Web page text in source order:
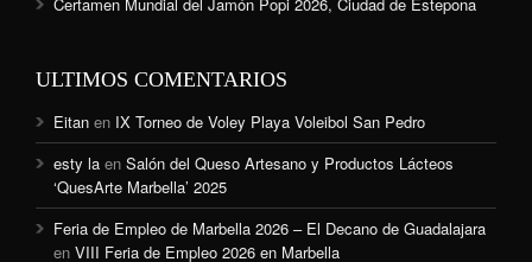
ULTIMOS COMENTARIOS
Eitan en IX Torneo de Voley Playa Voleibol San Pedro
esty la en Salón del Queso Artesano y Productos Lácteos
‘QuesArte Marbella’ 2025
Feria de Empleo de Marbella 2026 – El Decano de Guadalajara
en VIII Feria de Empleo 2026 en Marbella